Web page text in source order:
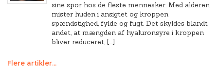
sine spor hos de fleste mennesker. Med alderen
mister huden i ansigtet og kroppen
spændstighed, fylde og fugt. Det skyldes blandt
andet, at mængden af hyaluronsyre i kroppen
bliver reduceret, […]
Flere artikler...